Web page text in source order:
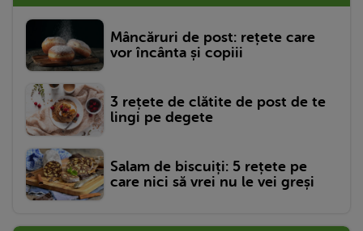
Mâncăruri de post: rețete care
vor încânta și copiii
3 rețete de clătite de post de te
lingi pe degete
Salam de biscuiți: 5 rețete pe
care nici să vrei nu le vei greși